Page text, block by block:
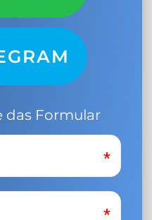
das Formular